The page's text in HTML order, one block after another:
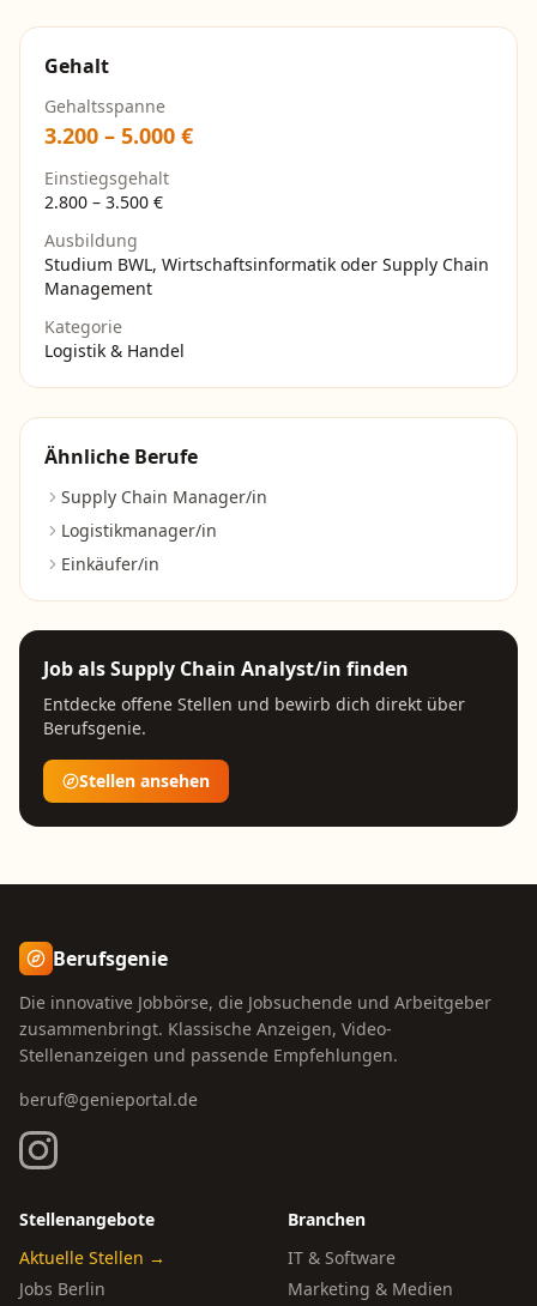
Gehalt
Gehaltsspanne
3.200 – 5.000 €
Einstiegsgehalt
2.800 – 3.500 €
Ausbildung
Studium BWL, Wirtschaftsinformatik oder Supply Chain
Management
Kategorie
Logistik & Handel
Ähnliche Berufe
Supply Chain Manager/in
Logistikmanager/in
Einkäufer/in
Job alsSupply Chain Analyst/in finden
Entdecke offene Stellen und bewirb dich direkt über
Berufsgenie.
Stellen ansehen
Berufsgenie
Die innovative Jobbörse, die Jobsuchende und Arbeitgeber
zusammenbringt. Klassische Anzeigen, Video-
Stellenanzeigen und passende Empfehlungen.
beruf@genieportal.de
Stellenangebote
Aktuelle Stellen →
Jobs Berlin
Branchen
IT & Software
Marketing & Medien